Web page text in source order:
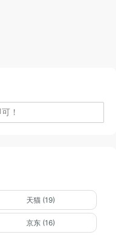
天猫 (19)
京东 (16)